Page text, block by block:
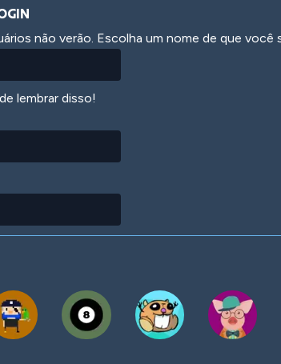
não verão. Escolha um nome de que você
lembrar disso!